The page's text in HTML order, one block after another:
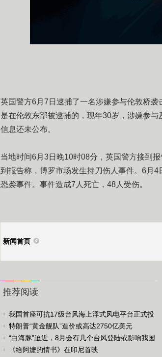
英国警方6月7日逮捕了一名涉嫌参与伦敦桥
是在伦敦东部被逮捕的，现年30岁，涉嫌参
信息还未公布。
当地时间6月3日晚10时08分，英国警方接到
到报告称，博罗市场发生持刀伤人事件。6月
恐袭事件。事件造成7人死亡，48人受伤。
新闻首页
推荐阅读
我国首座可抗17级台风海上浮式风电平台正式投
运
特朗普“黄金舰队”造价或高达2750亿美元
“白海豚”迫近，8月会有几个台风登陆或影响我国
《给阿嬷的情书》在印尼首映